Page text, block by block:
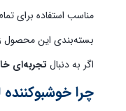
مناسب استفاده برای
بسته‌بندی این محصول
اگر به دنبال تجربه‌ای
چرا